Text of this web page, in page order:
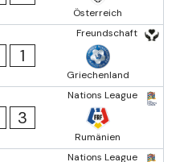
Österreich
Freundschaft
1
Griechenland
Nations League
3
Rumänien
Nations League